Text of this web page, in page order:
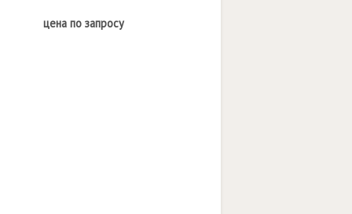
цена по запросу